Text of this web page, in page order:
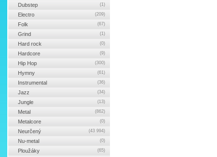
Dubstep (1)
Electro (209)
Folk (67)
Grind (1)
Hard rock (0)
Hardcore (9)
Hip Hop (300)
Hymny (61)
Instrumental (36)
Jazz (34)
Jungle (13)
Metal (862)
Metalcore (0)
Neurčený (43 994)
Nu-metal (0)
Ploužáky (65)